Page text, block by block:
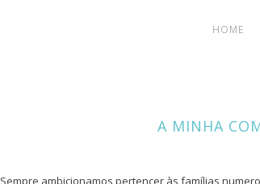
HOME
A MINHA
Sempre ambicionamos pertencer às famílias